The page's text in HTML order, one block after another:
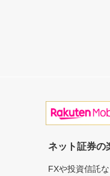
ネット証券の
FXや投資信託